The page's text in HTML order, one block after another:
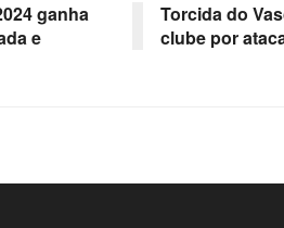
ganha
e
Torcida do
clube por